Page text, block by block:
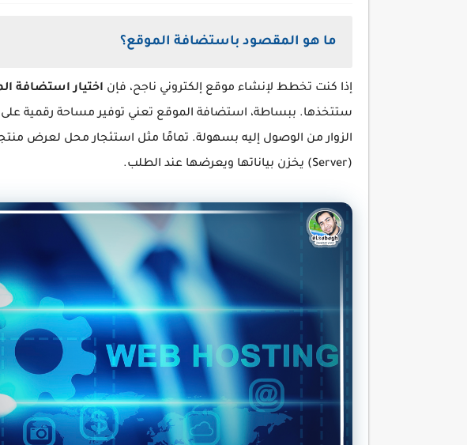
ما هو المقصود باستضافة الموقع؟
إذا كنت تخطط لإنشاء موقع إلكتروني ناجح، فإن اختيار استضافة
ستتخذها. ببساطة، استضافة الموقع تعني توفير مساحة رقمية
الزوار من الوصول إليه بسهولة. تمامًا مثل استئجار محل لعرض
(Server) يخزن بياناتها ويعرضها عند الطلب.